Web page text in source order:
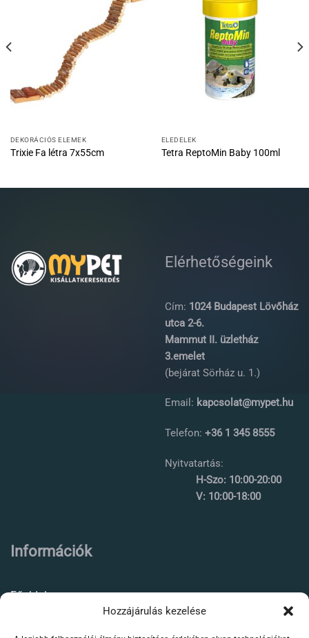
Hozzájárulás kezelése
DEKORÁCIÓS ELEMEK
Trixie Fa létra 7x55cm
ELEDELEK
Tetra ReptoMin Baby 100ml
Elérhetőségeink
Cím: 1024 Budapest Lövőház
utca 2-6.
Mammut II. üzletház
3.emelet
(bejárat Sörház u. 1.)
Email: kapcsolat@mypet.hu
Telefon: +36 1 345 8555
Nyitvatartás:
H-Szo: 10:00-20:00
V: 10:00-18:00
Információk
Főoldal